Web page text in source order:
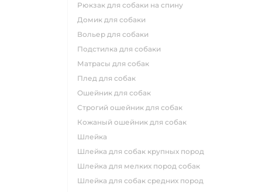
рюкзак для собаки на спину
домик для собаки
вольер для собаки
подстилка для собаки
матрасы для собак
плед для собак
ошейник для собак
строгий ошейник для собак
кожаный ошейник для собак
шлейка
шлейка для собак крупных пород
шлейка для мелких пород собак
шлейка для собак средних пород